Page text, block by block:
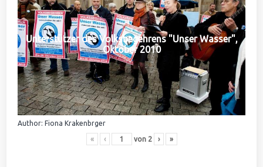
Unterstützer des Volksbegehrens "Unser Wasser",
Oktober 2010
Author: Fiona Krakenbrger
« ‹ von 2 › »